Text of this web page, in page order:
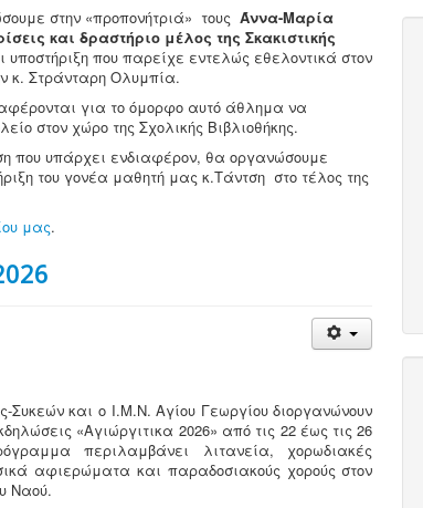
στην «προπονήτριά» τους Άννα-Μαρία
και δραστήριο μέλος της Σκακιστικής
υποστήριξη που παρείχε εντελώς εθελοντικά στον
κ. Στράνταρη Ολυμπία.
για το όμορφο αυτό άθλημα να
στον χώρο της Σχολικής Βιβλιοθήκης.
που υπάρχει ενδιαφέρον, θα οργανώσουμε
του γονέα μαθητή μας κ.Τάντση στο τέλος της
μας.
Συκεώνκαι ο Ι.Μ.Ν.Αγίου Γεωργίουδιοργανώνουν
«Αγιώργιτικα 2026» από τις 22 έως τις 26
περιλαμβάνει λιτανεία, χορωδιακές
αφιερώματα και παραδοσιακούς χορούς στον
Ναού.